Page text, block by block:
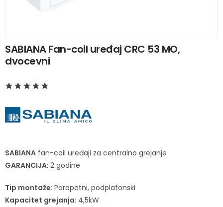
SABIANA Fan-coil uređaj CRC 53 MO,
dvocevni
SABIANA fan-coil uređaji za centralno grejanje
GARANCIJA: 2 godine
Tip montaže: Parapetni, podplafonski
Kapacitet grejanja: 4,5kW